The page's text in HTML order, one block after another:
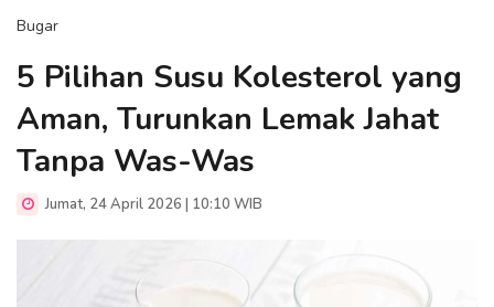
Bugar
5 Pilihan Susu Kolesterol yang
Aman, Turunkan Lemak Jahat
Tanpa Was-Was
Jumat, 24 April 2026 | 10:10 WIB